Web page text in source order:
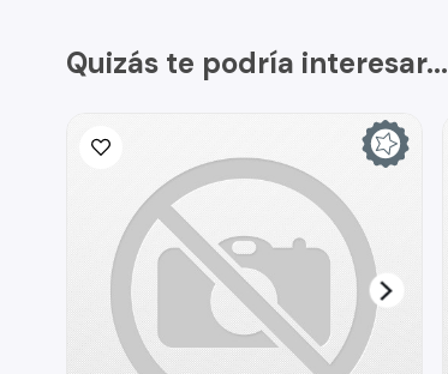
Quizás te podría interesar...